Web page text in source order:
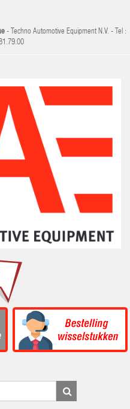
- Techno Automotive Equipment N.V. - Tel :